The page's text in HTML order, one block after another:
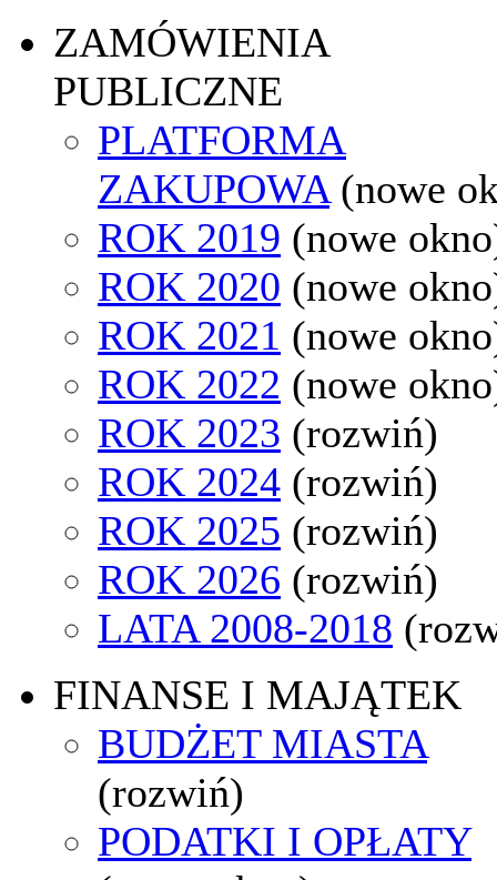
ZAMÓWIENIA
PUBLICZNE
PLATFORMA
ZAKUPOWA (nowe
ROK 2019 (nowe
ROK 2020 (nowe
ROK 2021 (nowe
ROK 2022 (nowe
ROK 2023 (rozwiń)
ROK 2024 (rozwiń)
ROK 2025 (rozwiń)
ROK 2026 (rozwiń)
LATA 2008-2018
FINANSE I MAJĄTEK
BUDŻET MIASTA
(rozwiń)
PODATKI I OPŁATY